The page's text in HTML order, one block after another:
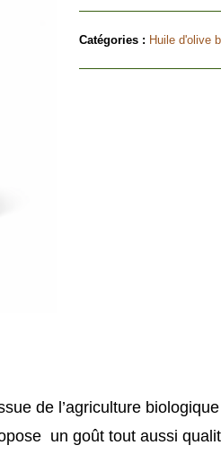
Catégories : Huile d'olive
de l’agriculture
un goût tout aussi